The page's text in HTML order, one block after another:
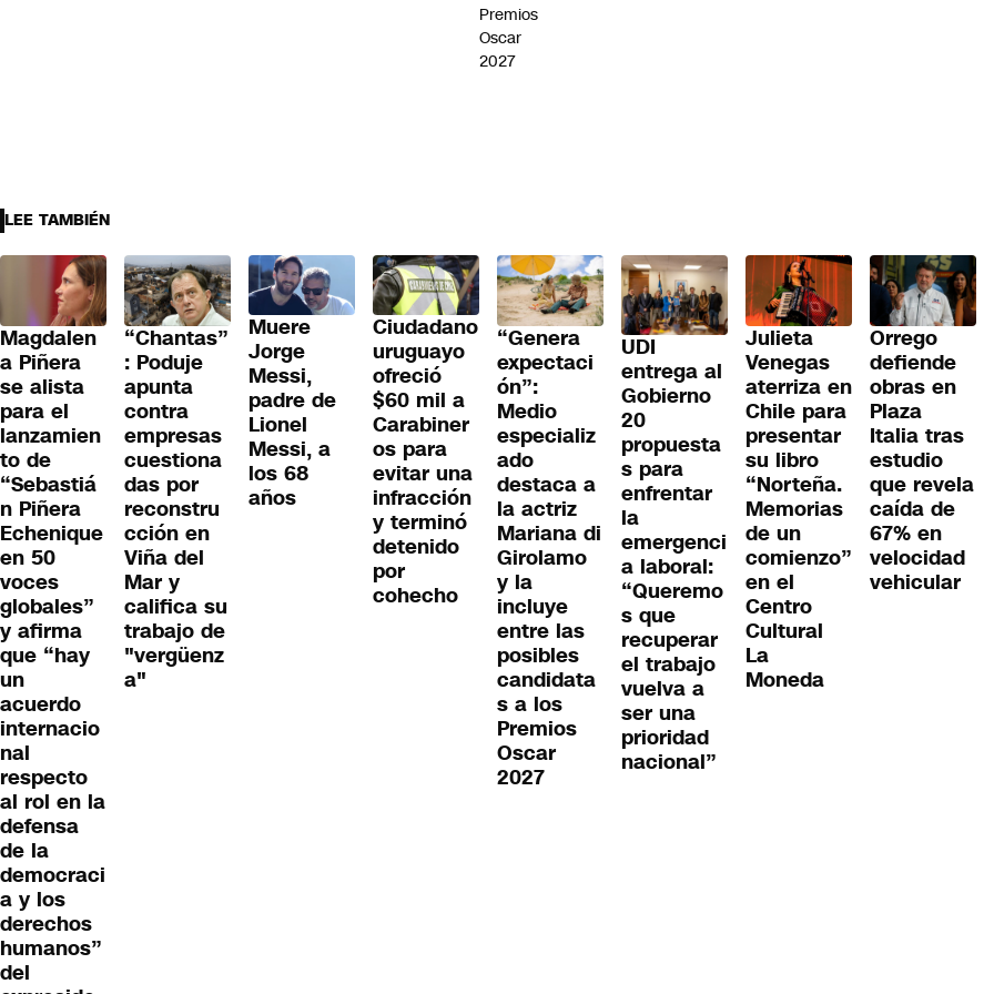
Premios
Oscar
2027
LEE TAMBIÉN
Magdalen
a Piñera
se alista
para el
lanzamien
to de
“Sebastiá
n Piñera
Echenique
en 50
voces
globales”
y afirma
que “hay
un
acuerdo
internacio
nal
respecto
al rol en la
defensa
de la
democraci
a y los
derechos
humanos”
del
“Chantas”
: Poduje
apunta
contra
empresas
cuestiona
das por
reconstru
cción en
Viña del
Mar y
califica su
trabajo de
"vergüenz
a"
Muere
Jorge
Messi,
padre de
Lionel
Messi, a
los 68
años
Ciudadano
uruguayo
ofreció
$60 mil a
Carabiner
os para
evitar una
infracción
y terminó
detenido
por
cohecho
“Genera
expectaci
ón”:
Medio
especializ
ado
destaca a
la actriz
Mariana di
Girolamo
y la
incluye
entre las
posibles
candidata
s a los
Premios
Oscar
2027
UDI
entrega al
Gobierno
20
propuesta
s para
enfrentar
la
emergenci
a laboral:
“Queremo
s que
recuperar
el trabajo
vuelva a
ser una
prioridad
nacional”
Julieta
Venegas
aterriza en
Chile para
presentar
su libro
“Norteña.
Memorias
de un
comienzo”
en el
Centro
Cultural
La
Moneda
Orrego
defiende
obras en
Plaza
Italia tras
estudio
que revela
caída de
67% en
velocidad
vehicular